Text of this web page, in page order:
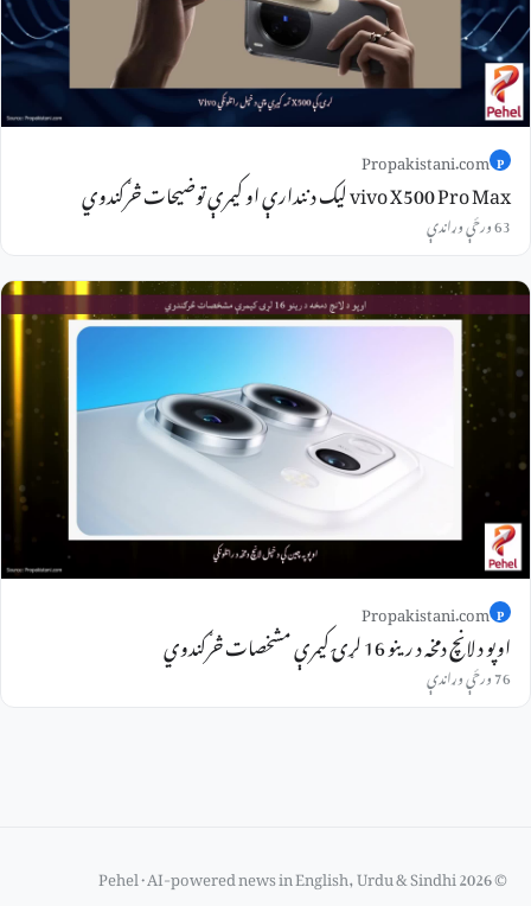
P
Propakistani.com
vivo X500 Pro Max لیک د نندارې او کیمرې توضیحات څرګندوي
63 ورځې وړاندې
P
Propakistani.com
اوپو د لانچ دمخه د رینو 16 لړۍ کیمرې مشخصات څرګندوي
76 ورځې وړاندې
© 2026 Pehel · AI-powered news in English, Urdu & Sindhi